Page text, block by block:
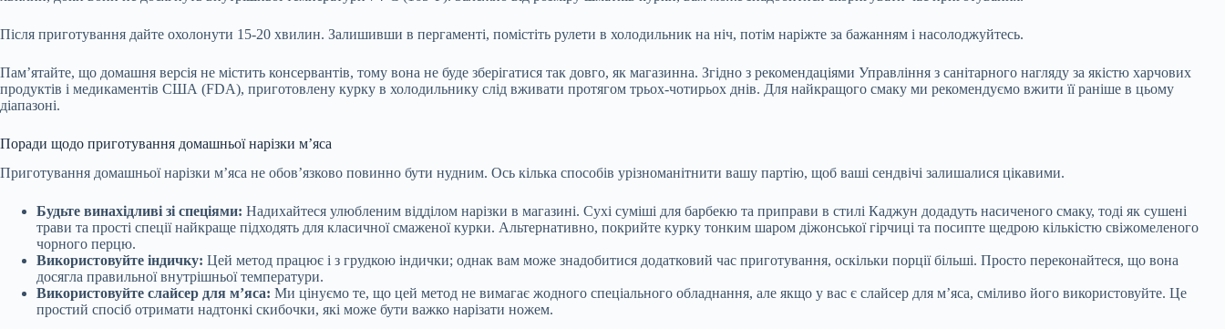
Після приготування дайте охолонути 15-20 хвилин. Залишивши в пергаменті, помістіть рулети в холодильник на ніч, потім наріжте за бажанням і насолоджуйтесь.
Пам’ятайте, що домашня версія не містить консервантів, тому вона не буде зберігатися так довго, як магазинна. Згідно з рекомендаціями Управління з санітарного нагляду за якістю харчових
продуктів і медикаментів США (FDA), приготовлену курку в холодильнику слід вживати протягом трьох-чотирьох днів. Для найкращого смаку ми рекомендуємо вжити її раніше в цьому
діапазоні.
Поради щодо приготування домашньої нарізки м’яса
Приготування домашньої нарізки м’яса не обов’язково повинно бути нудним. Ось кілька способів урізноманітнити вашу партію, щоб ваші сендвічі залишалися цікавими.
Будьте винахідливі зі спеціями: Надихайтеся улюбленим відділом нарізки в магазині. Сухі суміші для барбекю та приправи в стилі Каджун додадуть насиченого смаку, тоді як сушені
трави та прості спеції найкраще підходять для класичної смаженої курки. Альтернативно, покрийте курку тонким шаром діжонської гірчиці та посипте щедрою кількістю свіжомеленого
чорного перцю.
Використовуйте індичку: Цей метод працює і з грудкою індички; однак вам може знадобитися додатковий час приготування, оскільки порції більші. Просто переконайтеся, що вона
досягла правильної внутрішньої температури.
Використовуйте слайсер для м’яса: Ми цінуємо те, що цей метод не вимагає жодного спеціального обладнання, але якщо у вас є слайсер для м’яса, сміливо його використовуйте. Це
простий спосіб отримати надтонкі скибочки, які може бути важко нарізати ножем.